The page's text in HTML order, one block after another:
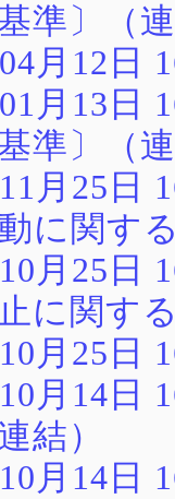
基準〕（
月12日
月13日
基準〕（
月25日
に関す
月25日
に関す
月25日
月14日
結）
月14日